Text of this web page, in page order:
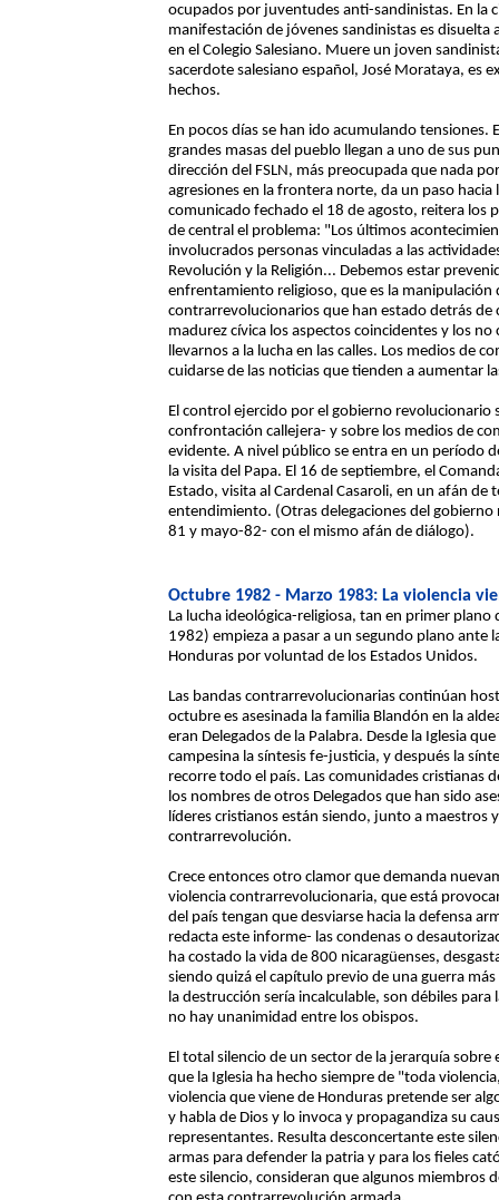
ocupados por juventudes anti-sandinistas. En la
manifestación de jóvenes sandinistas es
en el Colegio Salesiano. Muere un joven
sacerdote salesiano español, José Morataya, es
hechos.
En pocos días se han ido acumulando
grandes masas del pueblo llegan a uno de sus
dirección del FSLN, más preocupada que nada
agresiones en la frontera norte, da un paso hacia
comunicado fechado el 18 de agosto, reitera los
de central el problema: "Los últimos
involucrados personas vinculadas a las
Revolución y la Religión... Debemos estar
enfrentamiento religioso, que es la manipulación
contrarrevolucionarios que han estado detrás
madurez cívica los aspectos coincidentes y los
llevarnos a la lucha en las calles. Los medios de
cuidarse de las noticias que tienden a aumentar
El control ejercido por el gobierno revolucionario
confrontación callejera- y sobre los medios de
evidente. A nivel público se entra en un período
la visita del Papa. El 16 de septiembre, el
Estado, visita al Cardenal Casaroli, en un afán
entendimiento. (Otras delegaciones del
81 y mayo-82- con el mismo afán de diálogo).
Octubre 1982 - Marzo 1983: La violencia
La lucha ideológica-religiosa, tan en primer
1982) empieza a pasar a un segundo plano ante
Honduras por voluntad de los Estados Unidos.
Las bandas contrarrevolucionarias continúan
octubre es asesinada la familia Blandón en la
eran Delegados de la Palabra. Desde la Iglesia
campesina la síntesis fe-justicia, y después la
recorre todo el país. Las comunidades cristianas
los nombres de otros Delegados que han sido
líderes cristianos están siendo, junto a maestros
contrarrevolución.
Crece entonces otro clamor que demanda
violencia contrarrevolucionaria, que está
del país tengan que desviarse hacia la defensa
redacta este informe- las condenas o
ha costado la vida de 800 nicaragüenses,
siendo quizá el capítulo previo de una guerra
la destrucción sería incalculable, son débiles
no hay unanimidad entre los obispos.
El total silencio de un sector de la jerarquía
que la Iglesia ha hecho siempre de "toda
violencia que viene de Honduras pretende ser
y habla de Dios y lo invoca y propagandiza su
representantes. Resulta desconcertante este
armas para defender la patria y para los fieles
este silencio, consideran que algunos miembros